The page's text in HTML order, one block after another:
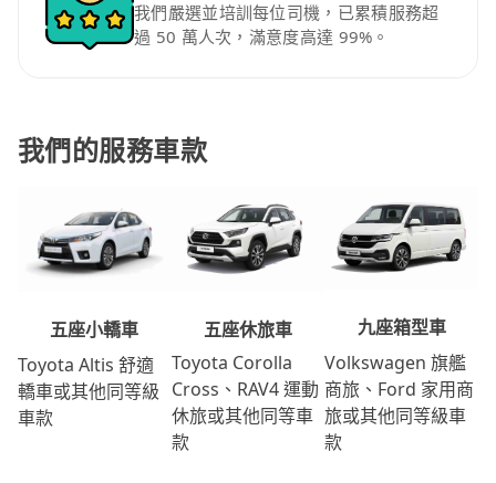
我們嚴選並培訓每位司機，已累積服務超
過 50 萬人次，滿意度高達 99%。
我們的服務車款
五座小轎車
Toyota Altis 舒適
轎車或其他同等級
車款
五座休旅車
Toyota Corolla
Cross、RAV4 運動
休旅或其他同等車
款
九座箱型車
Volkswagen 旗艦
商旅、Ford 家用商
旅或其他同等級車
款